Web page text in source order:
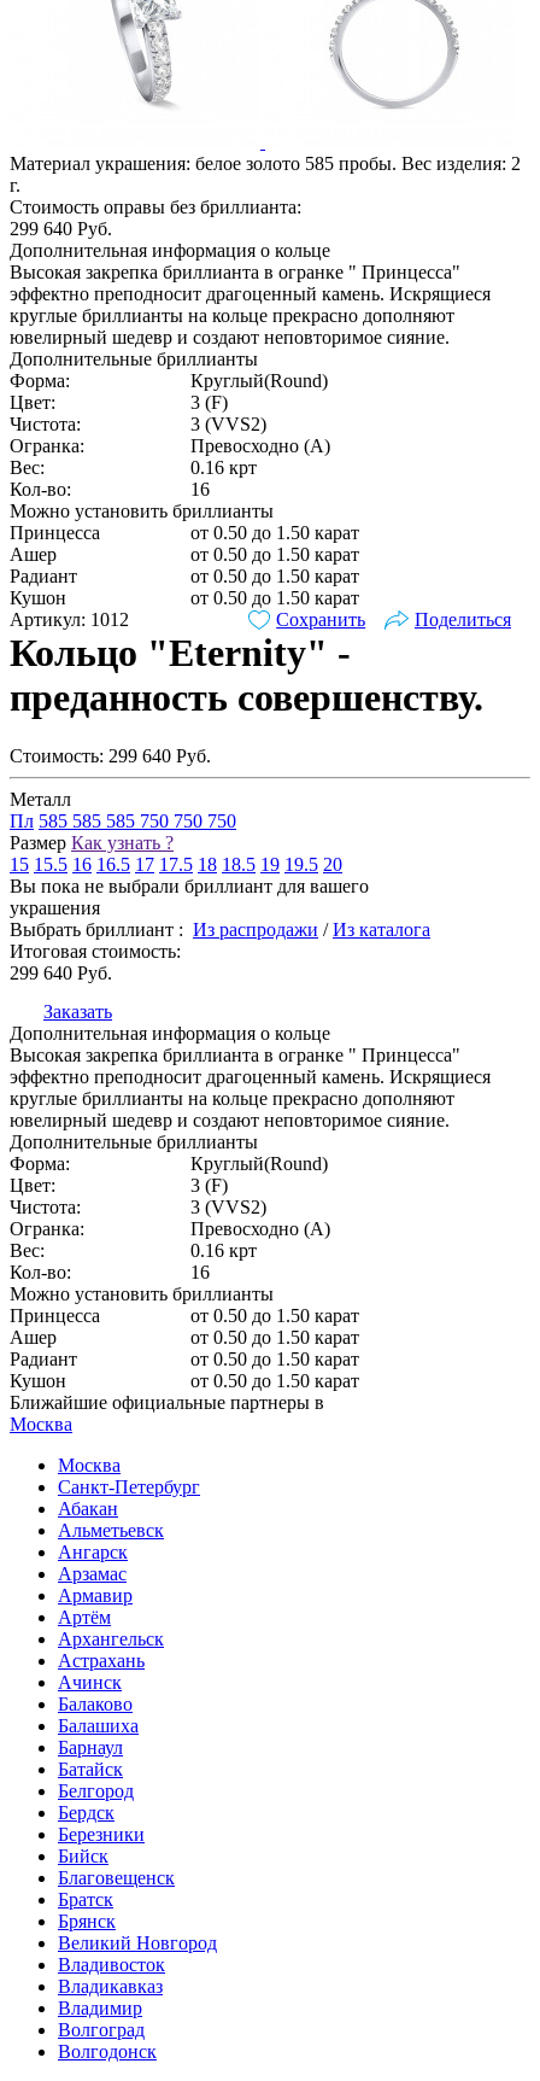
Материал украшения: белое золото 585 пробы. Вес изделия: 2
г.
Стоимость оправы без бриллианта:
299 640 Руб.
Дополнительная информация о кольце
Высокая закрепка бриллианта в огранке " Принцесса"
эффектно преподносит драгоценный камень. Искрящиеся
круглые бриллианты на кольце прекрасно дополняют
ювелирный шедевр и создают неповторимое сияние.
Дополнительные бриллианты
Форма:
Круглый(Round)
Цвет:
3 (F)
Чистота:
3 (VVS2)
Огранка:
Превосходно (А)
Вес:
0.16 крт
Кол-во:
16
Можно установить бриллианты
Принцесса
от 0.50 до 1.50 карат
Ашер
от 0.50 до 1.50 карат
Радиант
от 0.50 до 1.50 карат
Кушон
от 0.50 до 1.50 карат
Артикул: 1012
Сохранить Поделиться
Кольцо "Eternity" -
преданность совершенству.
Стоимость: 299 640 Руб.
Металл
Пл 585 585 585 750 750 750
Размер Как узнать ?
15 15.5 16 16.5 17 17.5 18 18.5 19 19.5 20
Вы пока не выбрали бриллиант для вашего
украшения
Выбрать бриллиант : Из распродажи /Из каталога
Итоговая стоимость:
299 640 Руб.
Заказать
Дополнительная информация о кольце
Высокая закрепка бриллианта в огранке " Принцесса"
эффектно преподносит драгоценный камень. Искрящиеся
круглые бриллианты на кольце прекрасно дополняют
ювелирный шедевр и создают неповторимое сияние.
Дополнительные бриллианты
Форма:
Круглый(Round)
Цвет:
3 (F)
Чистота:
3 (VVS2)
Огранка:
Превосходно (А)
Вес:
0.16 крт
Кол-во:
16
Можно установить бриллианты
Принцесса
от 0.50 до 1.50 карат
Ашер
от 0.50 до 1.50 карат
Радиант
от 0.50 до 1.50 карат
Кушон
от 0.50 до 1.50 карат
Ближайшие официальные партнеры в
Москва
Москва
Санкт-Петербург
Абакан
Альметьевск
Ангарск
Арзамас
Армавир
Артём
Архангельск
Астрахань
Ачинск
Балаково
Балашиха
Барнаул
Батайск
Белгород
Бердск
Березники
Бийск
Благовещенск
Братск
Брянск
Великий Новгород
Владивосток
Владикавказ
Владимир
Волгоград
Волгодонск